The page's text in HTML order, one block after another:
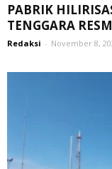
PABRIK
TENGGARA
Redaksi - November 8,